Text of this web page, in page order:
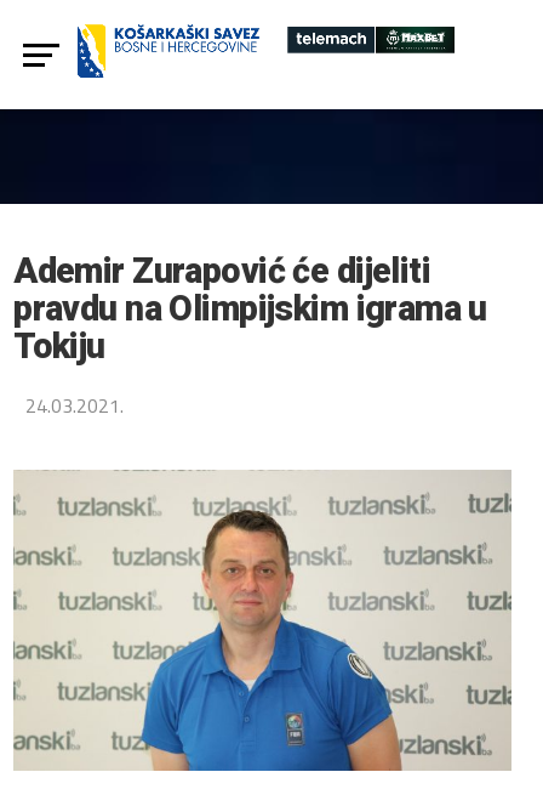
Ademir Zurapović će dijeliti
pravdu na Olimpijskim igrama u
Tokiju
24.03.2021.